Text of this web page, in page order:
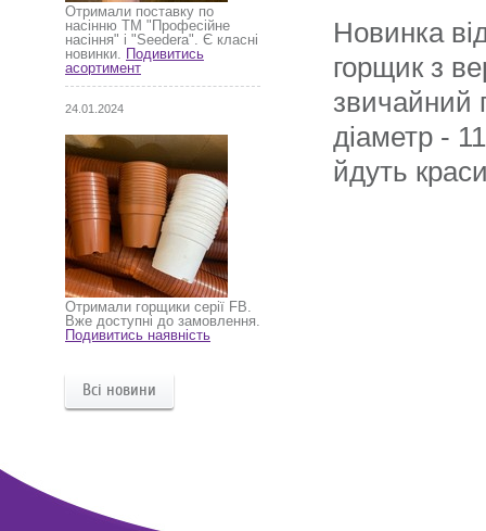
Отримали поставку по
насінню ТМ "Професійне
насіння" і "Seedera". Є класні
новинки. Подивитись
асортимент
24.01.2024
Отримали горщики серії FB.
Вже доступні до замовлення.
Подивитись наявність
Всі новини
Новинка
горщик з
звичайний
діаметр -
йдуть